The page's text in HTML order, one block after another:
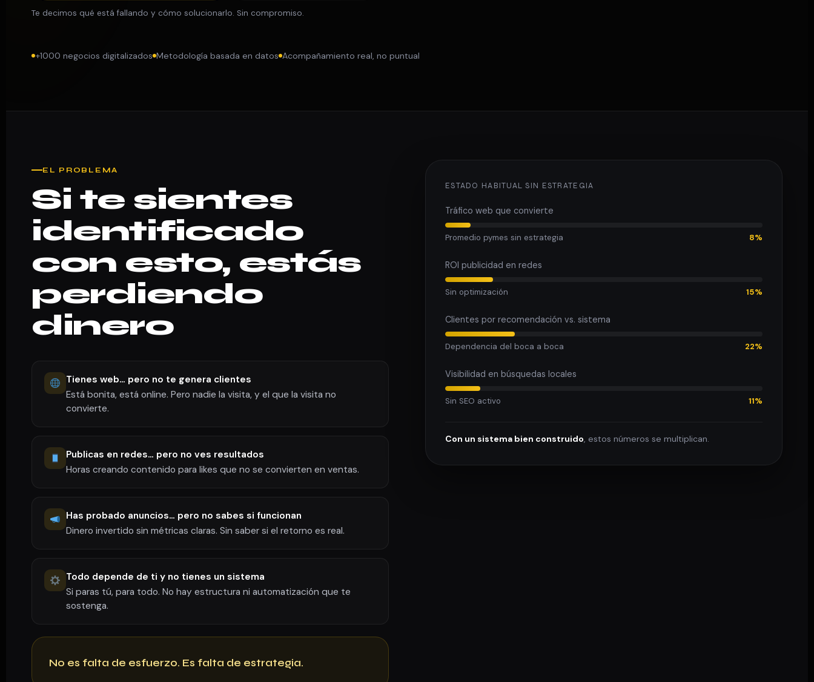
Te decimos qué está fallando y cómo solucionarlo. Sin compromiso.
+1000 negocios digitalizados Metodología basada en datos Acompañamiento real, no puntual
EL PROBLEMA
Si te sientes
identificado
con esto, estás
perdiendo
dinero
Tienes web… pero no te genera clientes
Está bonita, está online. Pero nadie la visita, y el que la visita no
convierte.
Publicas en redes… pero no ves resultados
Horas creando contenido para likes que no se convierten en ventas.
Has probado anuncios… pero no sabes si funcionan
Dinero invertido sin métricas claras. Sin saber si el retorno es real.
Todo depende de ti y no tienes un sistema
Si paras tú, para todo. No hay estructura ni automatización que te
sostenga.
No es falta de esfuerzo. Es falta de estrategia.
ESTADO HABITUAL SIN ESTRATEGIA
Tráfico web que convierte
Promedio pymes sin estrategia 8%
ROI publicidad en redes
Sin optimización 15%
Clientes por recomendación vs. sistema
Dependencia del boca a boca 22%
Visibilidad en búsquedas locales
Sin SEO activo 11%
Con un sistema bien construido , estos números se multiplican.